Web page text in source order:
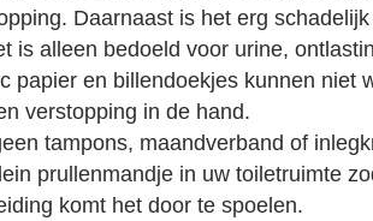
Daarnaast is het erg
is alleen bedoeld voor urine,
papier en billendoekjes kunnen niet
verstopping in de hand.
tampons, maandverband of
prullenmandje in uw toiletruimte
komt het door te spoelen.